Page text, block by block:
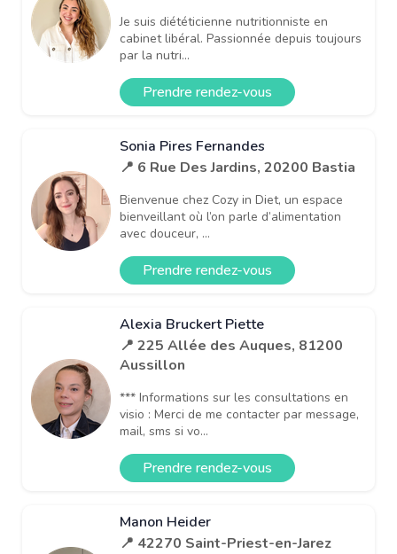
Je suis diététicienne nutritionniste en
cabinet libéral. Passionnée depuis toujours
par la nutri...
Prendre rendez-vous
Sonia Pires Fernandes
📍 6 Rue Des Jardins, 20200 Bastia
Bienvenue chez Cozy in Diet, un espace
bienveillant où l’on parle d’alimentation
avec douceur, ...
Prendre rendez-vous
Alexia Bruckert Piette
📍 225 Allée des Auques, 81200
Aussillon
*** Informations sur les consultations en
visio : Merci de me contacter par message,
mail, sms si vo...
Prendre rendez-vous
Manon Heider
📍 42270 Saint-Priest-en-Jarez